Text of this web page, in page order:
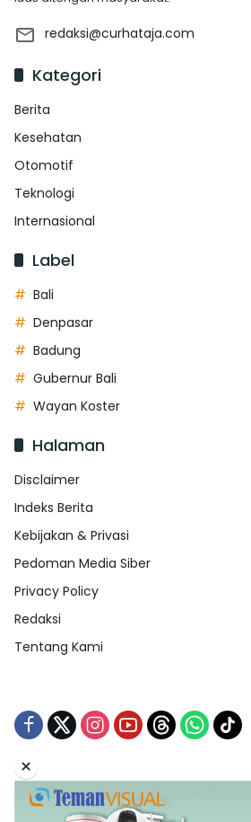
redaksi@curhataja.com
Kategori
Berita
Kesehatan
Otomotif
Teknologi
Internasional
Label
Bali
Denpasar
Badung
Gubernur Bali
Wayan Koster
Halaman
Disclaimer
Indeks Berita
Kebijakan & Privasi
Pedoman Media Siber
Privacy Policy
Redaksi
Tentang Kami
Tentang Kami Redaksi
Disclaimer
Pedoman Media Siber
×